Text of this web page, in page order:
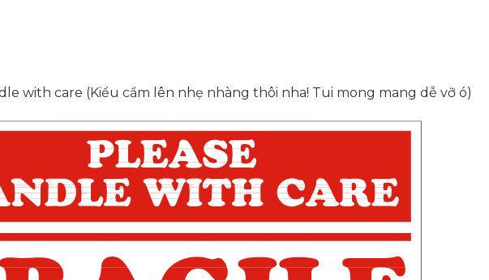
with care (Kiểu cầm lên nhẹ nhàng thôi nha! Tui mong mang dễ vỡ ó)